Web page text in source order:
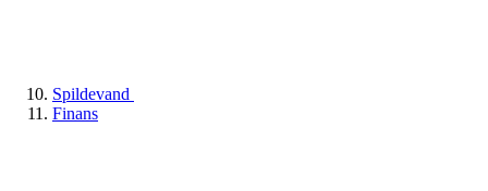
Spildevand
Finans